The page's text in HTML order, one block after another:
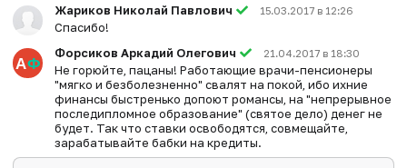
Жариков Николай Павлович 15.03.2017 в 12:26
Спасибо!
Форсиков Аркадий Олегович
21.04.2017 в 18:30
Не горюйте, пацаны! Работающие врачи-пенсионеры
"мягко и безболезненно" свалят на покой, ибо ихние
финансы быстренько допоют романсы, на "непрерывное
последипломное образование" (святое дело) денег не
будет. Так что ставки освободятся, совмещайте,
зарабатывайте бабки на кредиты.